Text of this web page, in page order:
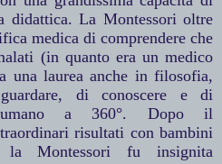
didattica. La Montessori oltre
medica di comprendere che
(in quanto era un medico
una laurea anche in filosofia,
di conoscere e di
umano a 360°. Dopo il
risultati con bambini
la Montessori fu insignita